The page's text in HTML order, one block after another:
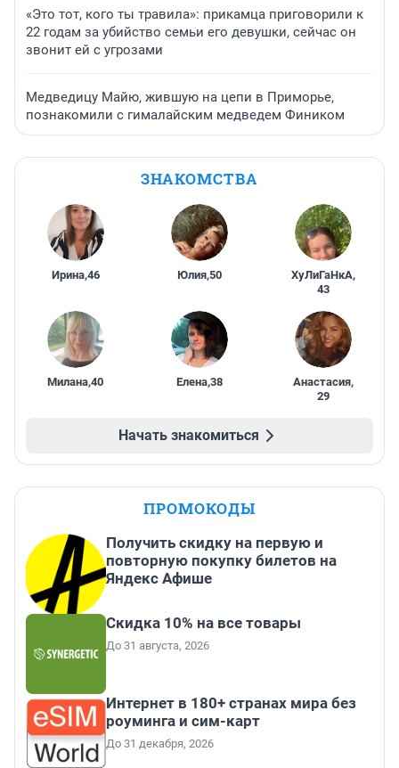
«Это тот, кого ты травила»: прикамца приговорили к
22 годам за убийство семьи его девушки, сейчас он
звонит ей с угрозами
Медведицу Майю, жившую на цепи в Приморье,
познакомили с гималайским медведем Фиником
ЗНАКОМСТВА
Ирина,46 Юлия,50 ХуЛиГаНкА,
43
Милана,40 Елена,38 Анастасия,
29
Начать знакомиться
ПРОМОКОДЫ
Получить скидку на первую и
повторную покупку билетов на
Яндекс Афише
Скидка 10% на все товары
До 31 августа, 2026
Интернет в 180+ странах мира без
роуминга и сим-карт
До 31 декабря, 2026